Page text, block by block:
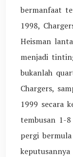
bermanfaat
1998,
Heisman
menjadi
bukanlah
Chargers,
1999 secara
tembusan 1-
pergi